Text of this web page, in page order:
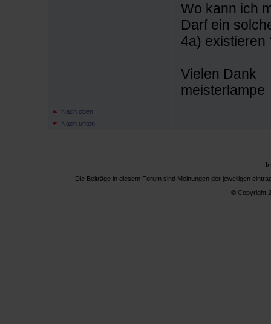
Wo kann ich
Darf ein
4a) existieren
Vielen Dank
meisterlampe
Nach oben
Nach unten
Die Beiträge in diesem Forum sind Meinungen der jeweiligen
© Copyright